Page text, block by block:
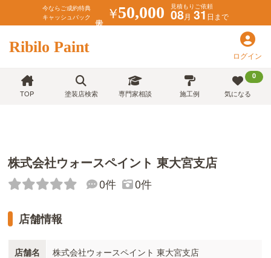
今ならご成約特典
キャッシュバック
￥50,000 見積もりご依頼
08月 31日まで
Ribilo Paint ログイン
TOP 塗装店検索 専門家相談 施工例
0
気になる
株式会社ウォースペイント 東大宮支店
0件 0件
店舗情報
店舗名 株式会社ウォースペイント 東大宮支店